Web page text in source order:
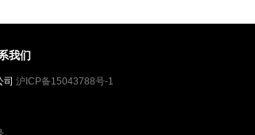
我们
沪ICP备15043788号-1